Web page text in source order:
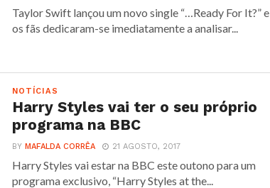
Taylor Swift lançou um novo single “…Ready For It?” e
os fãs dedicaram-se imediatamente a analisar...
NOTÍCIAS
Harry Styles vai ter o seu próprio
programa na BBC
BYMAFALDA CORRÊA 21 AGOSTO, 2017
Harry Styles vai estar na BBC este outono para um
programa exclusivo, “Harry Styles at the...